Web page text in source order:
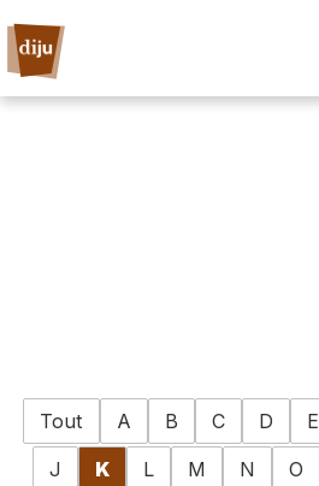
Tout A B C D E
J
K L M N O